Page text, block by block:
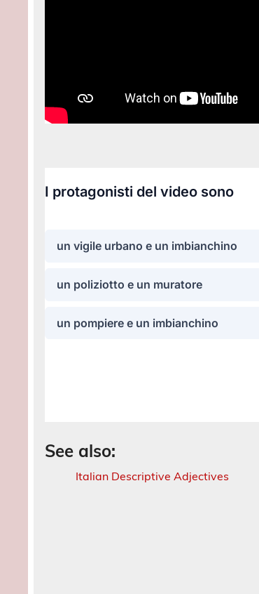
See also:
Italian Descriptive Adjectives